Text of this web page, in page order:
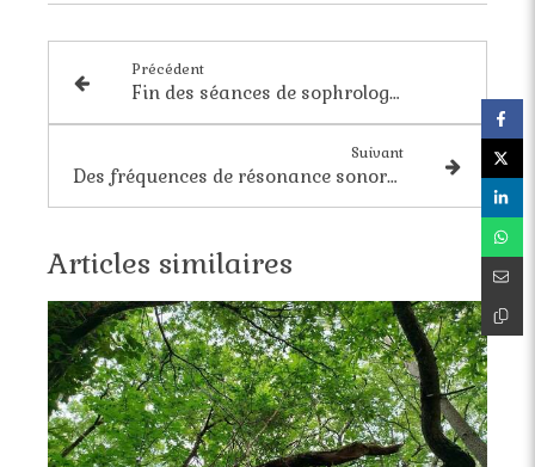
Précédent
Fin des séances de sophrologie pour les terminales du Lycée des Menuts à Bordeaux : objectif examens !
Suivant
Des fréquences de résonance sonore qui détruisent les cellules cancéreuses : des recherches qui prouvent leur efficacité
Articles similaires